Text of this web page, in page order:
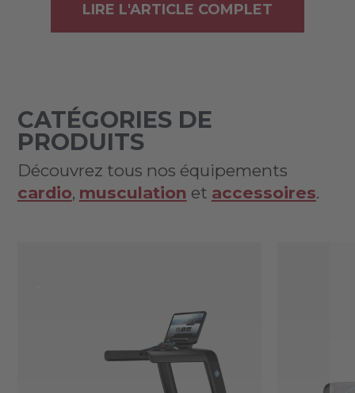
LIRE L'ARTICLE COMPLET
CATÉGORIES DE
PRODUITS
Découvrez tous nos équipements
cardio, musculation et accessoires.